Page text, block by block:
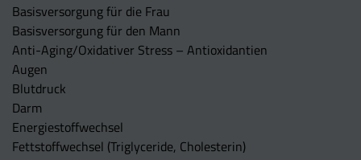
Basisversorgung für die Frau
Basisversorgung für den Mann
Anti-Aging/Oxidativer Stress – Antioxidantien
Augen
Blutdruck
Darm
Energiestoffwechsel
Fettstoffwechsel (Triglyceride, Cholesterin)